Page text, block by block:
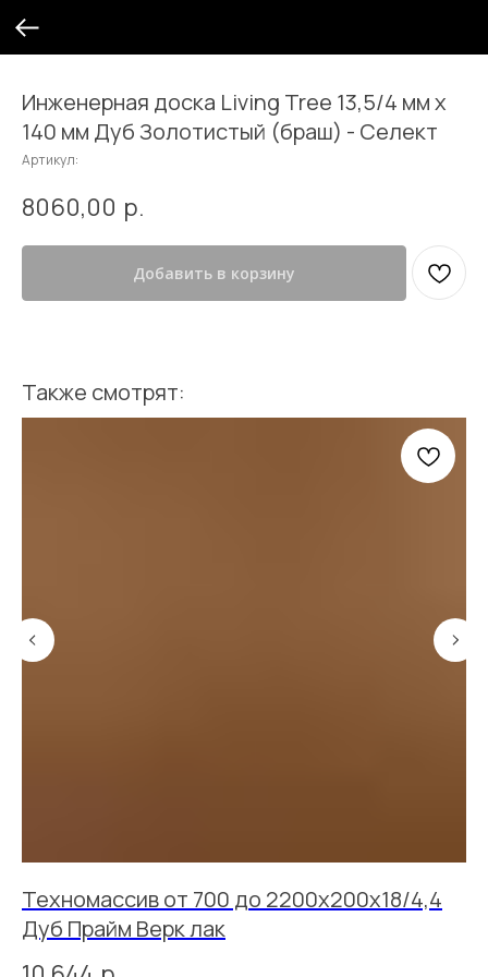
Инженерная доска Living Tree 13,5/4 мм х
140 мм Дуб Золотистый (браш) - Селект
Артикул:
8060,00 р.
Добавить в корзину
Также смотрят:
Техномассив от 700 до 2200х200х18/4,4
Дуб Прайм Верк лак